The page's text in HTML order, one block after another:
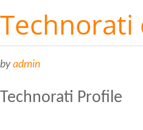
Technorati
byadmin
Technorati Profile